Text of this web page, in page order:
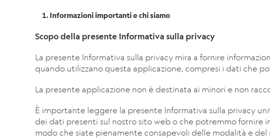
Informazioni importanti e chi siamo
Scopo della presente Informativa sulla privacy
La presente Informativa sulla privacy mira a fornire
quando utilizzano questa applicazione, compresi i dati che
La presente applicazione non è destinata ai minori e non
È importante leggere la presente Informativa sulla privacy
dei dati presenti sul nostro sito web o che potremmo fornire
modo che siate pienamente consapevoli delle modalità e del